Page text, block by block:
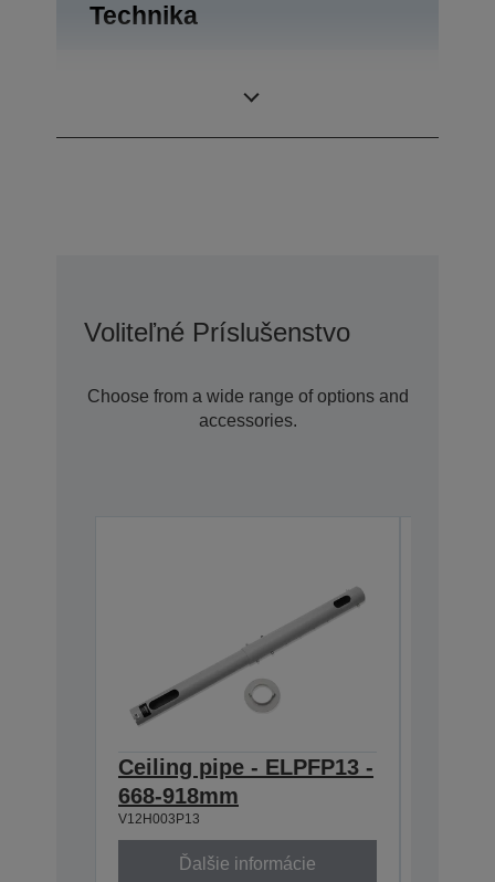
Technika
Voliteľné Príslušenstvo
Choose from a wide range of options and
accessories.
Ceiling pipe - ELPFP13 -
668-918mm
V12H003P13
Ďalšie informácie